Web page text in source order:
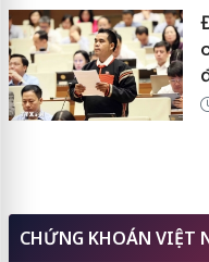
CHỨNG KHOÁN VIỆT